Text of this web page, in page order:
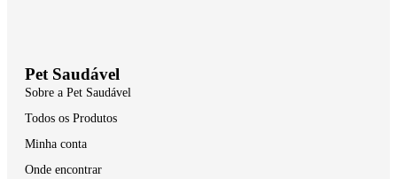
Pet Saudável
Sobre a Pet Saudável
Todos os Produtos
Minha conta
Onde encontrar